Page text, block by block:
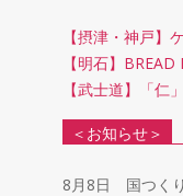
【摂津・神戸】
【明石】
【武士道】「仁
＜お知らせ＞
8月8日 国つく